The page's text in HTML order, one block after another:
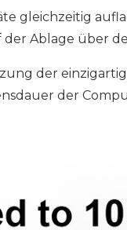
gleichzeitig
Ablage über
der
der